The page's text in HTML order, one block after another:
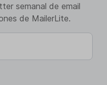
semanal de email
de MailerLite.